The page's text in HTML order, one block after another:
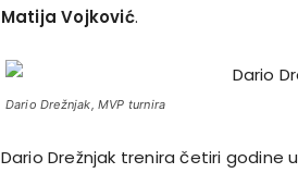
Matija Vojković.
Dario Drežnjak, MVP turnira
Dario Drežnjak trenira četiri godine